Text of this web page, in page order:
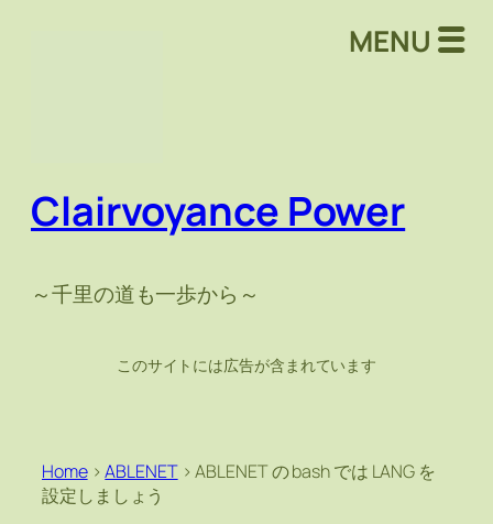
Clairvoyance Power
～千里の道も一歩から～
このサイトには広告が含まれています
Home>ABLENET>ABLENET の bash では LANG を
設定しましょう
MENU